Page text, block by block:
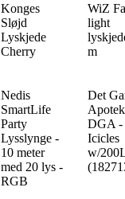
Konges
Sløjd
Lyskjede
Cherry
WiZ
light
m
Nedis
SmartLife
Party
Lysslynge -
10 meter
med 20 lys -
RGB
Det
Apotek
DGA -
Icicles
w/